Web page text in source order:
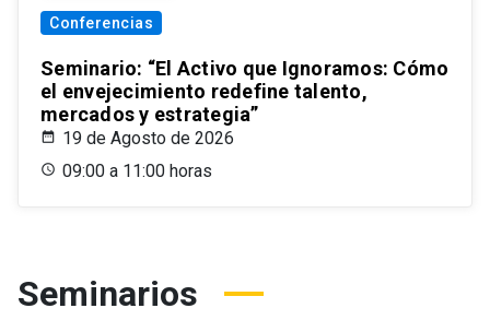
Conferencias
Seminario: “El Activo que Ignoramos: Cómo
el envejecimiento redefine talento,
mercados y estrategia”
19 de Agosto de 2026
09:00 a 11:00 horas
Seminarios